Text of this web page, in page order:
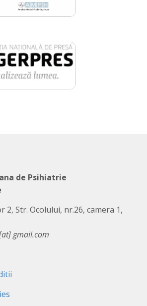
de Psihiatrie
2, Str. Ocolului, nr.26, camera 1,
gmail.com